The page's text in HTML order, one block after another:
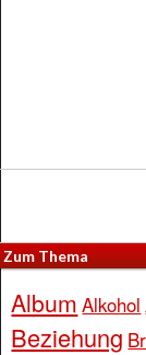
Zum Thema
Album Alkohol
Beziehung